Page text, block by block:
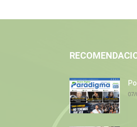
07/